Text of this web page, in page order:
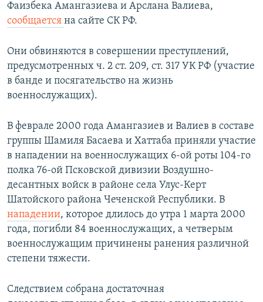
Фаизбека Амангазиева и Арслана Валиева,
сообщается на сайте СК РФ.
Они обвиняются в совершении преступлений,
предусмотренных ч. 2 ст. 209, ст. 317 УК РФ (участие
в банде и посягательство на жизнь
военнослужащих).
В феврале 2000 года Амангазиев и Валиев в составе
группы Шамиля Басаева и Хаттаба приняли участие
в нападении на военнослужащих 6-ой роты 104-го
полка 76-ой Псковской дивизии Воздушно-
десантных войск в районе села Улус-Керт
Шатойского района Чеченской Республики. В
нападении, которое длилось до утра 1 марта 2000
года, погибли 84 военнослужащих, а четверым
военнослужащим причинены ранения различной
степени тяжести.
Следствием собрана достаточная